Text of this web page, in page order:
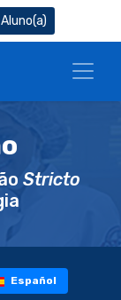
Aluno(a)
Stricto
Español